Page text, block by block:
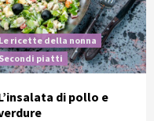
Le ricette della nonna
Secondi piatti
di pollo e